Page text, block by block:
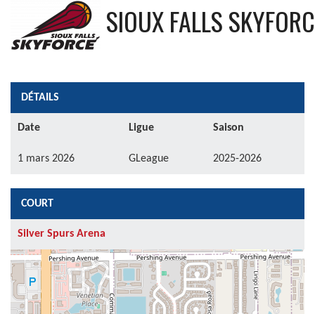
SIOUX FALLS
DÉTAILS
Date Ligue Saison
1 mars 2026 GLeague 2025-2026
COURT
Silver Spurs Arena